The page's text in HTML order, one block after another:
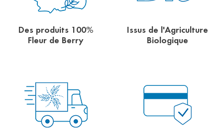
Des produits 100%
Fleur de Berry
Issus de l'Agriculture
Biologique